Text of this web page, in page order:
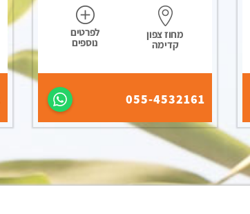
מחוז צפון
קדימה
לפרטים
נוספים
055-4532161